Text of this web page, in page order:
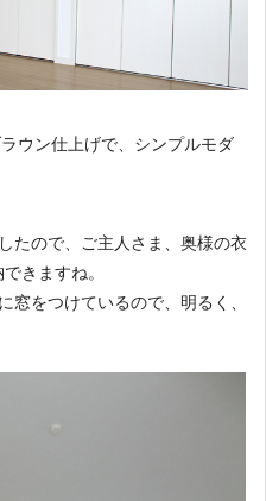
ウン仕上げで、シンプルモダ
たので、ご主人さま、奥様の衣
きますね。
窓をつけているので、明るく、